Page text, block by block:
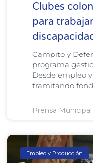
Clubes
para
Campito y
programa
Desde empleo
tramitando
Prensa Municipal
Empleo y Producción